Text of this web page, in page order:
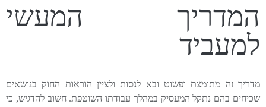
המדריך המעשי
למעביד
מדריך זה מתומצת ופשוט ובא לנסות ולציין הוראות החוק בנושאים
שכיחים בהם נתקל המעסיק במהלך עבודתו השוטפת. חשוב להדגיש, כי